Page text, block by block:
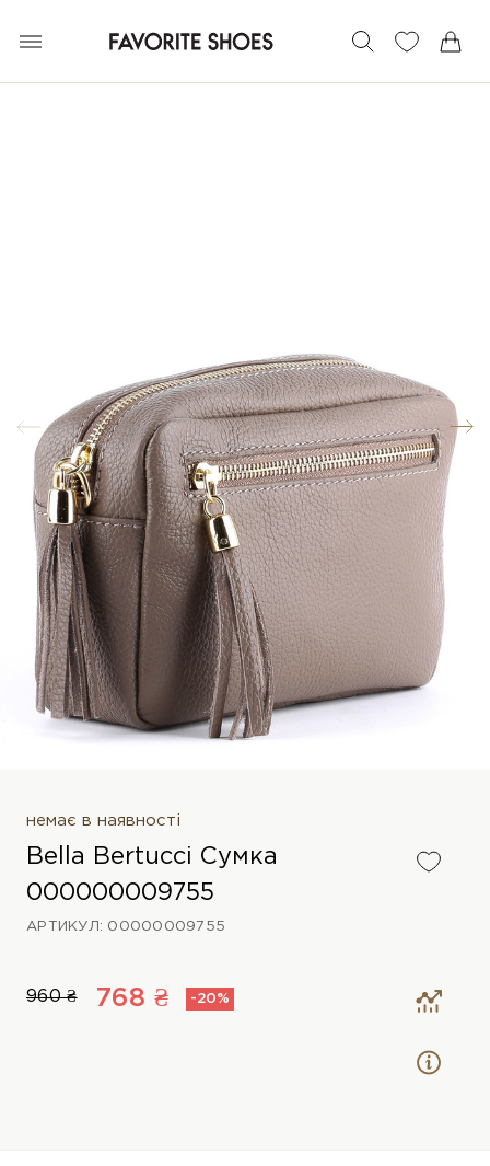
немає в наявності
Bella Bertucci Сумка
000000009755
АРТИКУЛ: 00000009755
960 ₴ 768 ₴ -20%